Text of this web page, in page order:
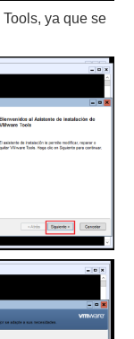
ya que se